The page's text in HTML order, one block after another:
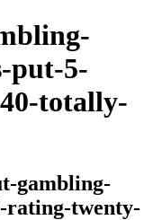
put-5-
totally-
gambling-
rating-twenty-